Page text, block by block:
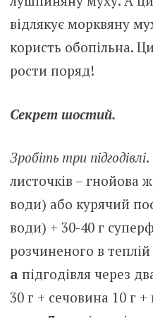
відлякує морквяну
користь обопільна.
рости поряд!
Секрет шостий.
Зробіть три підгодівлі.
листочків – гнойова
води) або курячий
води) + 30-40 г
розчиненого в
а підгодівля через
30 г + сeчoвина 10 г +